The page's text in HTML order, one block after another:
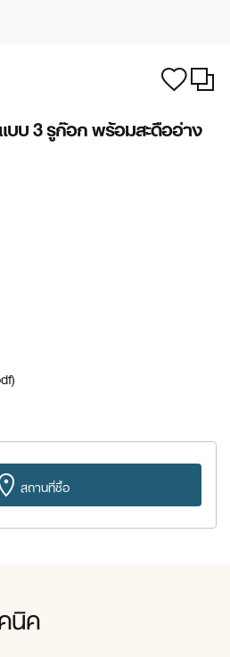
บ 3 รูก๊อก พร้อมสะดืออ่าง
สถานที่ซื้อ
นิค